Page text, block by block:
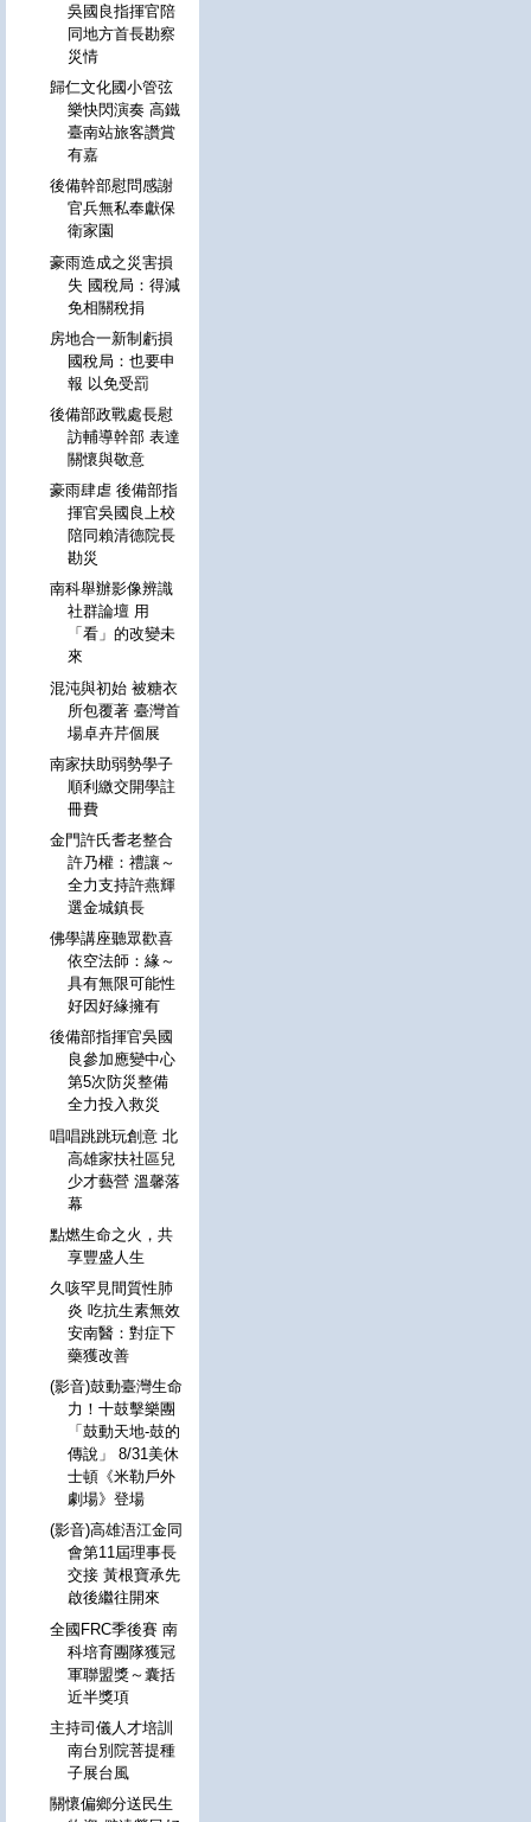
吳國良指揮官陪
同地方首長勘察
災情
歸仁文化國小管弦
樂快閃演奏 高鐵
臺南站旅客讚賞
有嘉
後備幹部慰問感謝
官兵無私奉獻保
衛家園
豪雨造成之災害損
失 國稅局：得減
免相關稅捐
房地合一新制虧損
國稅局：也要申
報 以免受罰
後備部政戰處長慰
訪輔導幹部 表達
關懷與敬意
豪雨肆虐 後備部指
揮官吳國良上校
陪同賴清德院長
勘災
南科舉辦影像辨識
社群論壇 用
「看」的改變未
來
混沌與初始 被糖衣
所包覆著 臺灣首
場卓卉芹個展
南家扶助弱勢學子
順利繳交開學註
冊費
金門許氏耆老整合
許乃權：禮讓～
全力支持許燕輝
選金城鎮長
佛學講座聽眾歡喜
依空法師：緣～
具有無限可能性
好因好緣擁有
後備部指揮官吳國
良參加應變中心
第5次防災整備
全力投入救災
唱唱跳跳玩創意 北
高雄家扶社區兒
少才藝營 溫馨落
幕
點燃生命之火，共
享豐盛人生
久咳罕見間質性肺
炎 吃抗生素無效
安南醫：對症下
藥獲改善
(影音)鼓動臺灣生命
力！十鼓擊樂團
「鼓動天地-鼓的
傳說」 8/31美休
士頓《米勒戶外
劇場》登場
(影音)高雄浯江金同
會第11屆理事長
交接 黃根寶承先
啟後繼往開來
全國FRC季後賽 南
科培育團隊獲冠
軍聯盟獎～囊括
近半獎項
主持司儀人才培訓
南台別院菩提種
子展台風
關懷偏鄉分送民生